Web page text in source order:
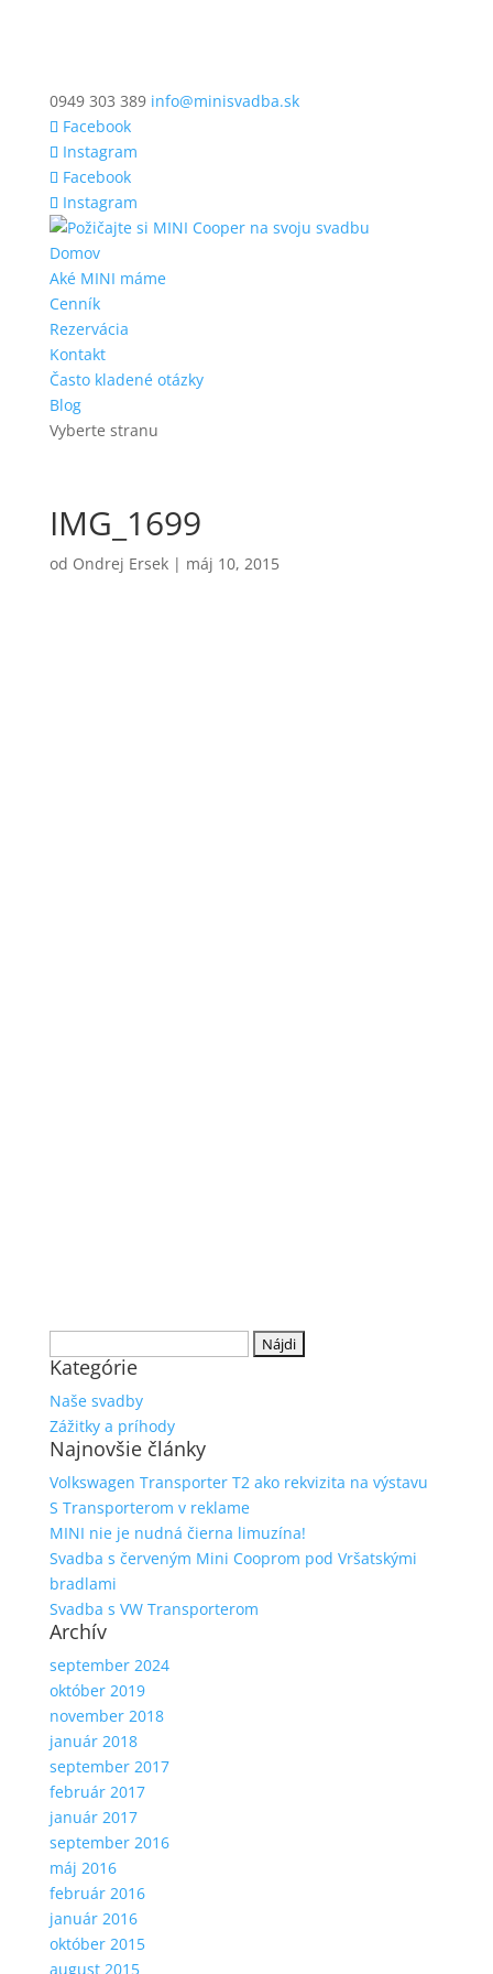
0949 303 389 info@minisvadba.sk
Facebook
Instagram
Facebook
Instagram
Domov
Aké MINI máme
Cenník
Rezervácia
Kontakt
Často kladené otázky
Blog
Vyberte stranu
IMG_1699
od Ondrej Ersek| máj 10, 2015
Kategórie
Naše svadby
Zážitky a príhody
Najnovšie články
Volkswagen Transporter T2 ako rekvizita na výstavu
S Transporterom v reklame
MINI nie je nudná čierna limuzína!
Svadba s červeným Mini Cooprom pod Vršatskými
bradlami
Svadba s VW Transporterom
Archív
september 2024
október 2019
november 2018
január 2018
september 2017
február 2017
január 2017
september 2016
máj 2016
február 2016
január 2016
október 2015
august 2015